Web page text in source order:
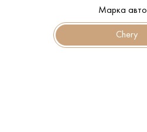
Марка авто
Chery